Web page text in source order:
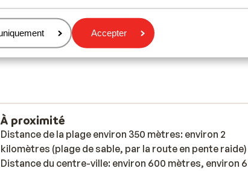
Accepter
Mollema Couples
À proximité
Distance de la plage environ 350 mètres: environ 2
kilomètres (plage de sable, par la route en pente raide)
Distance du centre-ville: environ 600 mètres, environ 6